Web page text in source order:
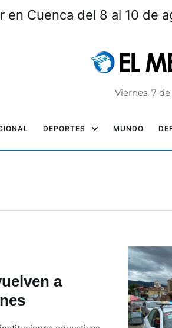
en Cuenca del 8 al 10 de
Viernes, 7
DEPORTES MUNDO
a